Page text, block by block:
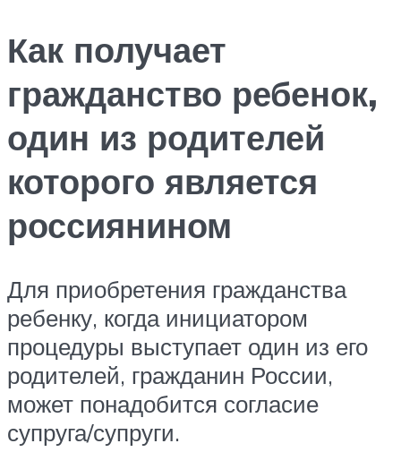
Как получает
гражданство ребенок,
один из родителей
которого является
россиянином
Для приобретения гражданства
ребенку, когда инициатором
процедуры выступает один из его
родителей, гражданин России,
может понадобится согласие
супруга/супруги.